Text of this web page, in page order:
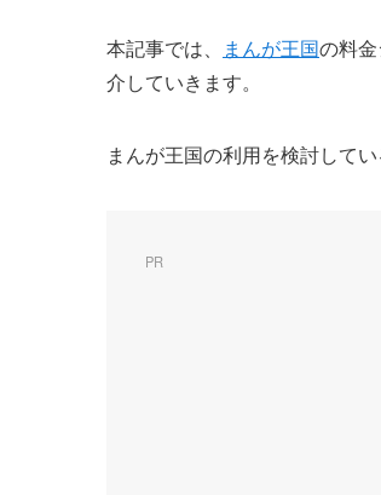
本記事では、 まんが王国の料
介していきます。
まんが王国の利用を検討して
PR